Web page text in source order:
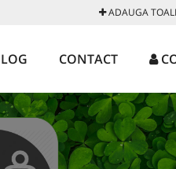
ADAUGA
CONTACT